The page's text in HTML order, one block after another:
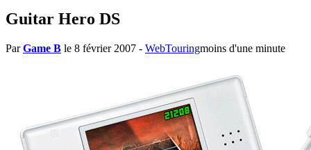
Guitar Hero DS
ParGame B le 8 février 2007 - WebTouringmoins d'une minute